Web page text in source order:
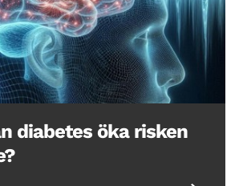
diabetes öka risken